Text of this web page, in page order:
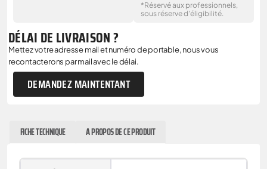
*Réservé aux professionnels,
sous réserve d'éligibilité.
DÉLAI DE LIVRAISON ?
Mettez votre adresse mail et numéro de portable, nous vous
recontacterons par mail avec le délai.
DEMANDEZ MAINTENTANT
FICHE TECHNIQUE A PROPOS DE CE PRODUIT